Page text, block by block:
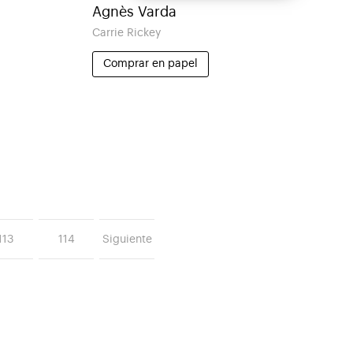
Agnès Varda
Carrie Rickey
Comprar en papel
114 Siguiente